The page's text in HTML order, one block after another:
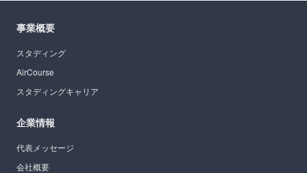
事業概要
スタディング
AirCourse
スタディングキャリア
企業情報
代表メッセージ
会社概要